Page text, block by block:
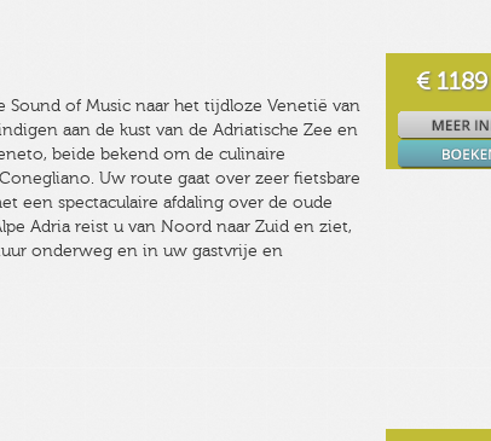
Sound of Music naar het tijdloze Venetië van
aan de kust van de Adriatische Zee en
beide bekend om de culinaire
Uw route gaat over zeer fietsbare
een spectaculaire afdaling over de oude
Adria reist u van Noord naar Zuid en ziet,
onderweg en in uw gastvrije en
€ 1189